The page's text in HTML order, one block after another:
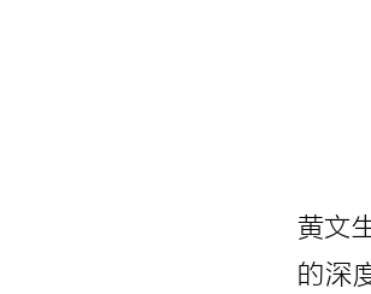
黄文
的深